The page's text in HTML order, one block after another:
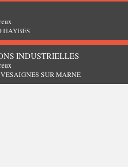
HAYBES
INDUSTRIELLES
SUR MARNE